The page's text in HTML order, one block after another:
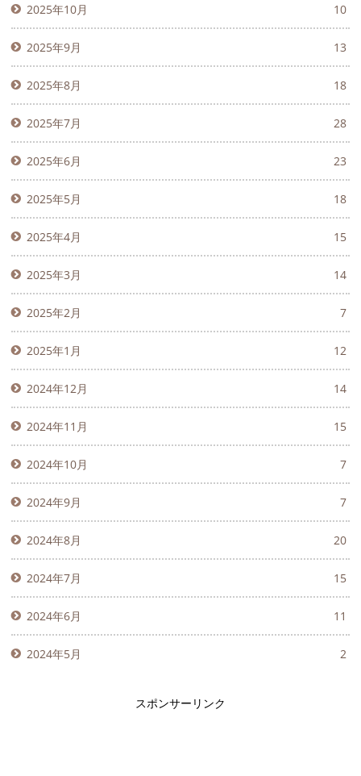
2025年10月 10
2025年9月 13
2025年8月 18
2025年7月 28
2025年6月 23
2025年5月 18
2025年4月 15
2025年3月 14
2025年2月 7
2025年1月 12
2024年12月 14
2024年11月 15
2024年10月 7
2024年9月 7
2024年8月 20
2024年7月 15
2024年6月 11
2024年5月 2
スポンサーリンク